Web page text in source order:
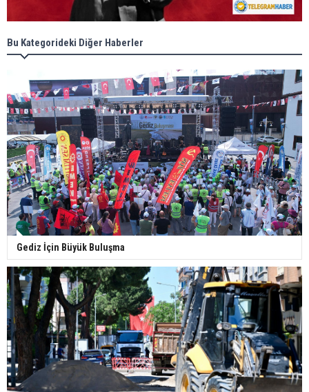
Bu Kategorideki Diğer Haberler
Gediz İçin Büyük Buluşma